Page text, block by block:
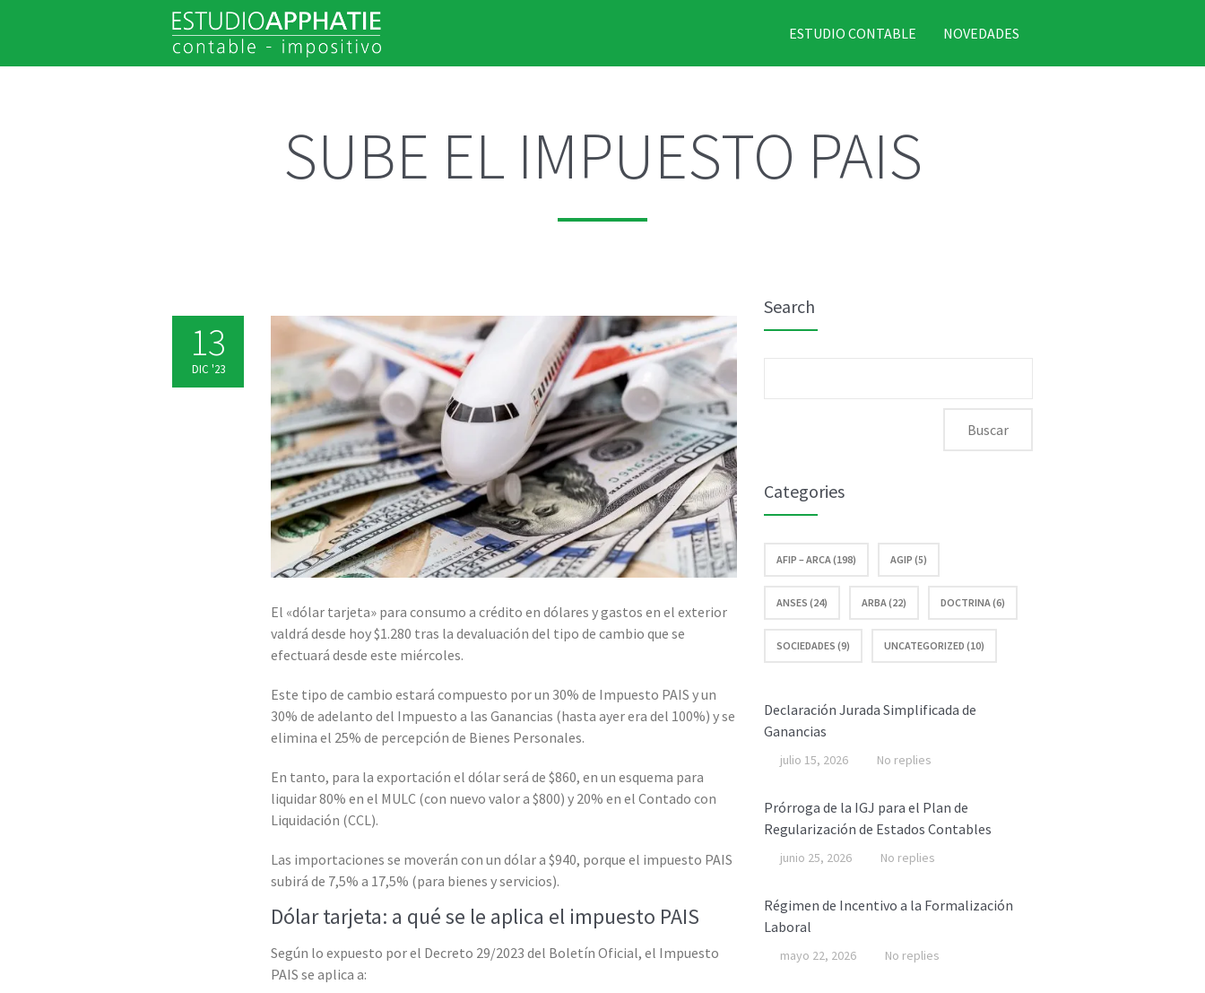
ESTUDIO CONTABLE NOVEDADES
SUBE EL IMPUESTO PAIS
13
DIC '23
El «dólar tarjeta» para consumo a crédito en dólares y gastos en el exterior
valdrá desde hoy $1.280 tras la devaluación del tipo de cambio que se
efectuará desde este miércoles.
Este tipo de cambio estará compuesto por un 30% de Impuesto PAIS y un
30% de adelanto del Impuesto a las Ganancias (hasta ayer era del 100%) y se
elimina el 25% de percepción de Bienes Personales.
En tanto, para la exportación el dólar será de $860, en un esquema para
liquidar 80% en el MULC (con nuevo valor a $800) y 20% en el Contado con
Liquidación (CCL).
Las importaciones se moverán con un dólar a $940, porque el impuesto PAIS
subirá de 7,5% a 17,5% (para bienes y servicios).
Dólar tarjeta: a qué se le aplica el impuesto PAIS
Según lo expuesto por el Decreto 29/2023 del Boletín Oficial, el Impuesto
PAIS se aplica a:
Search
Categories
AFIP – ARCA (198) AGIP (5)
ANSES (24) ARBA (22) DOCTRINA (6)
SOCIEDADES (9) UNCATEGORIZED (10)
Declaración Jurada Simplificada de
Ganancias
julio 15, 2026 No replies
Prórroga de la IGJ para el Plan de
Regularización de Estados Contables
junio 25, 2026 No replies
Régimen de Incentivo a la Formalización
Laboral
mayo 22, 2026 No replies